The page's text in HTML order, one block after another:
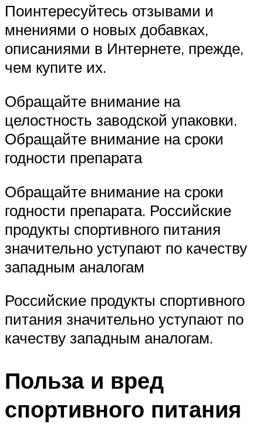
Поинтересуйтесь отзывами и
мнениями о новых добавках,
описаниями в Интернете, прежде,
чем купите их.
Обращайте внимание на
целостность заводской упаковки.
Обращайте внимание на сроки
годности препарата
Обращайте внимание на сроки
годности препарата. Российские
продукты спортивного питания
значительно уступают по качеству
западным аналогам
Российские продукты спортивного
питания значительно уступают по
качеству западным аналогам.
Польза и вред
спортивного питания